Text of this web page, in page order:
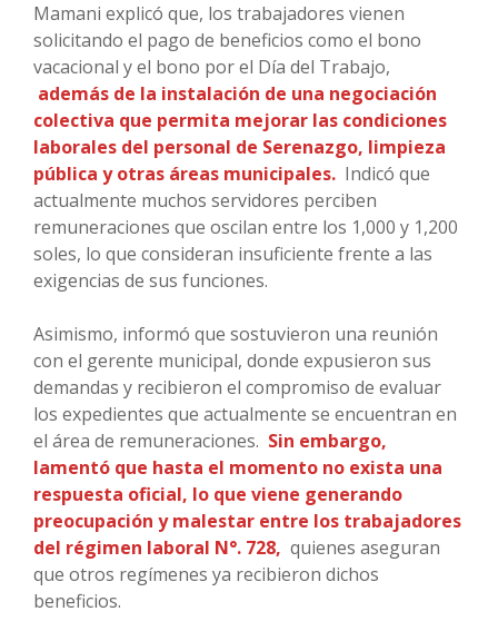
Mamani explicó que, los trabajadores vienen
solicitando el pago de beneficios como el bono
vacacional y el bono por el Día del Trabajo,
además de la instalación de una negociación
colectiva que permita mejorar las condiciones
laborales del personal de Serenazgo, limpieza
pública y otras áreas municipales. Indicó que
actualmente muchos servidores perciben
remuneraciones que oscilan entre los 1,000 y 1,200
soles, lo que consideran insuficiente frente a las
exigencias de sus funciones.
Asimismo, informó que sostuvieron una reunión
con el gerente municipal, donde expusieron sus
demandas y recibieron el compromiso de evaluar
los expedientes que actualmente se encuentran en
el área de remuneraciones. Sin embargo,
lamentó que hasta el momento no exista una
respuesta oficial, lo que viene generando
preocupación y malestar entre los trabajadores
del régimen laboral N°. 728, quienes aseguran
que otros regímenes ya recibieron dichos
beneficios.